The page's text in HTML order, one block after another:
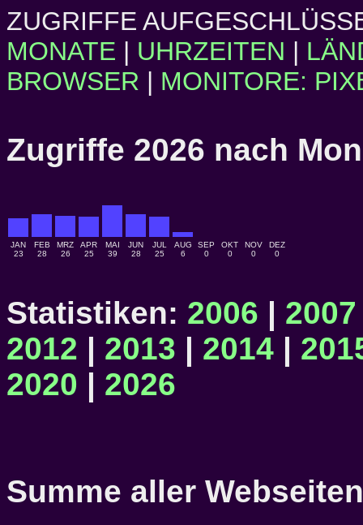
ZUGRIFFE
MONATE | UHRZEITEN |
BROWSER | MONITORE:
Zugriffe 2026 nach
JAN
23
FEB
28
MRZ
26
APR
25
MAI
39
JUN
28
JUL
25
AUG
6
SEP
0
OKT
0
NOV
0
DEZ
0
Statistiken: 2006 | 2007
2012 | 2013 | 2014 |
2020 | 2026
Summe aller